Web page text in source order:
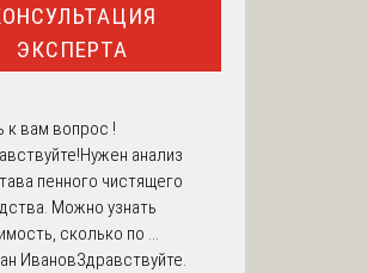
ЭКСПЕРТА
к вам вопрос !
анализ
пенного чистящего
Можно узнать
сколько по ...
ИвановЗдравствуйте.